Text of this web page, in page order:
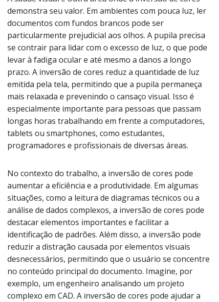
demonstra seu valor. Em ambientes com pouca luz, ler
documentos com fundos brancos pode ser
particularmente prejudicial aos olhos. A pupila precisa
se contrair para lidar com o excesso de luz, o que pode
levar à fadiga ocular e até mesmo a danos a longo
prazo. A inversão de cores reduz a quantidade de luz
emitida pela tela, permitindo que a pupila permaneça
mais relaxada e prevenindo o cansaço visual. Isso é
especialmente importante para pessoas que passam
longas horas trabalhando em frente a computadores,
tablets ou smartphones, como estudantes,
programadores e profissionais de diversas áreas.
No contexto do trabalho, a inversão de cores pode
aumentar a eficiência e a produtividade. Em algumas
situações, como a leitura de diagramas técnicos ou a
análise de dados complexos, a inversão de cores pode
destacar elementos importantes e facilitar a
identificação de padrões. Além disso, a inversão pode
reduzir a distração causada por elementos visuais
desnecessários, permitindo que o usuário se concentre
no conteúdo principal do documento. Imagine, por
exemplo, um engenheiro analisando um projeto
complexo em CAD. A inversão de cores pode ajudar a